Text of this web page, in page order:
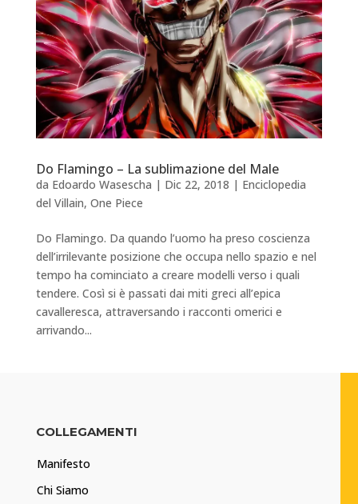
Do Flamingo – La sublimazione del Male
da Edoardo Wasescha | Dic 22, 2018 | Enciclopedia
del Villain, One Piece
Do Flamingo. Da quando l’uomo ha preso coscienza
dell’irrilevante posizione che occupa nello spazio e nel
tempo ha cominciato a creare modelli verso i quali
tendere. Così si è passati dai miti greci all’epica
cavalleresca, attraversando i racconti omerici e
arrivando...
COLLEGAMENTI
Manifesto
Chi Siamo